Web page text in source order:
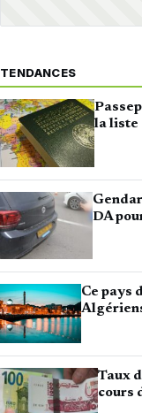
TENDANCES
la liste
DA
Ce pays
Taux
cours